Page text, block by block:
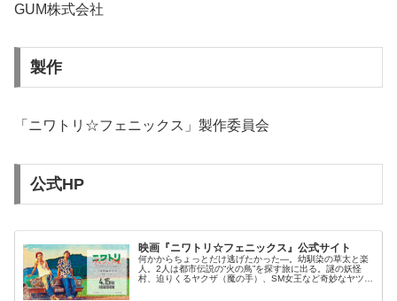
GUM株式会社
製作
「ニワトリ☆フェニックス」製作委員会
公式HP
映画『ニワトリ☆フェニックス』公式サイト
何かからちょっとだけ逃げたかった―。幼馴染の草太と楽
人。2人は都市伝説の“火の鳥”を探す旅に出る。謎の妖怪
村、迫りくるヤクザ（魔の手）、SM女王など奇妙なヤツラ